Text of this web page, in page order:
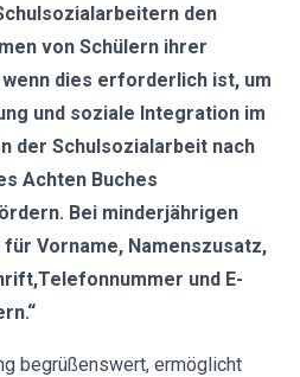
den
von Schülern ihrer
dies erforderlich ist, um
und soziale Integration im
der Schulsozialarbeit nach
Achten Buches
Bei minderjährigen
für Vorname, Namenszusatz,
Telefonnummer und E-
begrüßenswert, ermöglicht